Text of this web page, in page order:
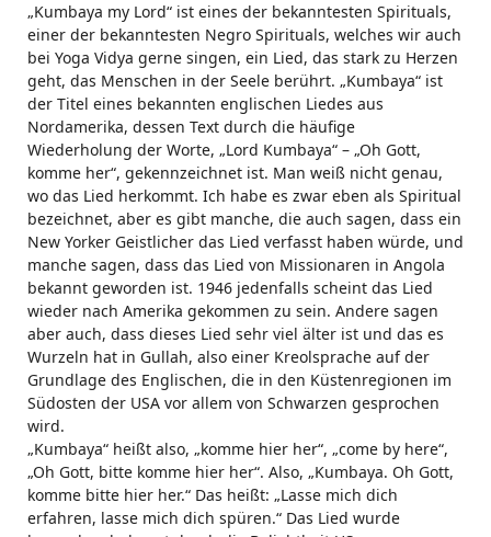
„Kumbaya my Lord“ ist eines der bekanntesten Spirituals,
einer der bekanntesten Negro Spirituals, welches wir auch
bei Yoga Vidya gerne singen, ein Lied, das stark zu Herzen
geht, das Menschen in der Seele berührt. „Kumbaya“ ist
der Titel eines bekannten englischen Liedes aus
Nordamerika, dessen Text durch die häufige
Wiederholung der Worte, „Lord Kumbaya“ – „Oh Gott,
komme her“, gekennzeichnet ist. Man weiß nicht genau,
wo das Lied herkommt. Ich habe es zwar eben als Spiritual
bezeichnet, aber es gibt manche, die auch sagen, dass ein
New Yorker Geistlicher das Lied verfasst haben würde, und
manche sagen, dass das Lied von Missionaren in Angola
bekannt geworden ist. 1946 jedenfalls scheint das Lied
wieder nach Amerika gekommen zu sein. Andere sagen
aber auch, dass dieses Lied sehr viel älter ist und das es
Wurzeln hat in Gullah, also einer Kreolsprache auf der
Grundlage des Englischen, die in den Küstenregionen im
Südosten der USA vor allem von Schwarzen gesprochen
wird.
„Kumbaya“ heißt also, „komme hier her“, „come by here“,
„Oh Gott, bitte komme hier her“. Also, „Kumbaya. Oh Gott,
komme bitte hier her.“ Das heißt: „Lasse mich dich
erfahren, lasse mich dich spüren.“ Das Lied wurde